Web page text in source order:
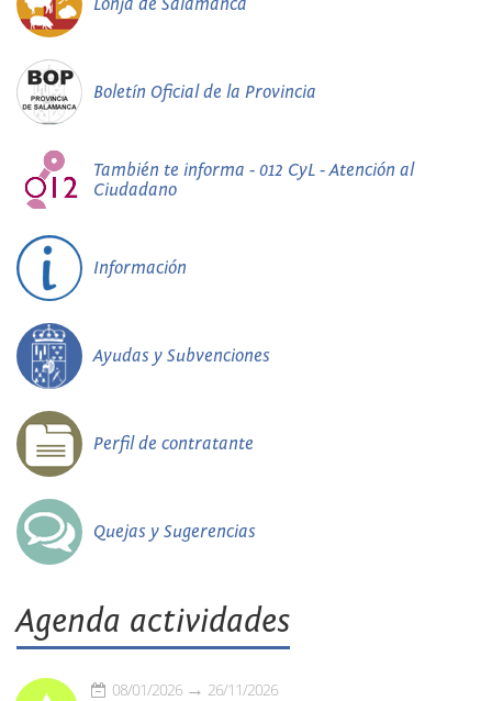
Boletín Oficial de la Provincia
También te informa - 012 CyL - Atención al
Ciudadano
Información
Ayudas y Subvenciones
Perfil de contratante
Quejas y Sugerencias
Agenda actividades
08/01/2026 26/11/2026